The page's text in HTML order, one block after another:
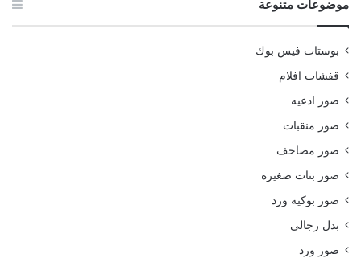
موضوعات متنوعة
بوستات فيس بوك
قفشات افلام
صور ادعيه
صور منقبات
صور مصاحف
صور بنات صغيره
صور بوكيه ورد
بدل رجالي
صور ورد